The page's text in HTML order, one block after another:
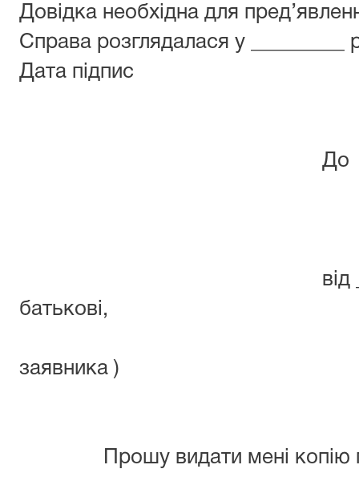
Довідка необхідна для
Справа розглядалася у _________
Дата підпис
До
від
заявника )
Прошу видати мені копію